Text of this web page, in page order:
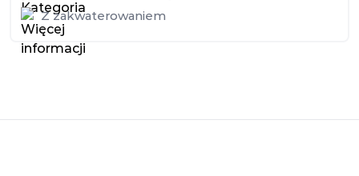
Z zakwaterowaniem